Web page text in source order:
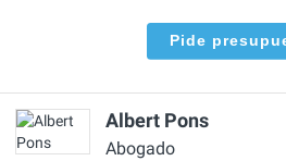
Pide
Albert Pons
Abogado